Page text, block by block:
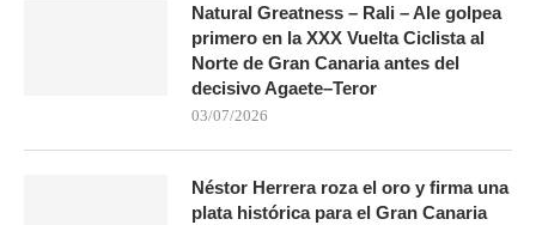
Natural Greatness – Rali – Ale golpea
primero en la XXX Vuelta Ciclista al
Norte de Gran Canaria antes del
decisivo Agaete–Teror
03/07/2026
Néstor Herrera roza el oro y firma una
plata histórica para el Gran Canaria